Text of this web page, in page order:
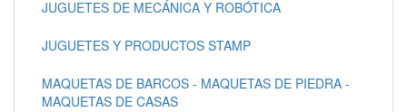
JUGUETES DE MECÁNICA Y ROBÓTICA
JUGUETES Y PRODUCTOS STAMP
MAQUETAS DE BARCOS - MAQUETAS DE PIEDRA -
MAQUETAS DE CASAS